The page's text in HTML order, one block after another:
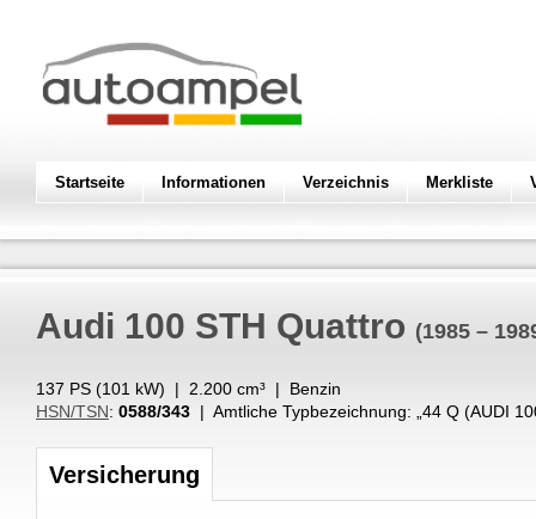
Startseite Informationen Verzeichnis Merkliste
Audi 100 STH Quattro (1985 –
137 PS (101 kW) | 2.200 cm³ | Benzin
HSN/TSN: 0588/343 | Amtliche Typbezeichnung: „ 44 Q (AUDI
Versicherung